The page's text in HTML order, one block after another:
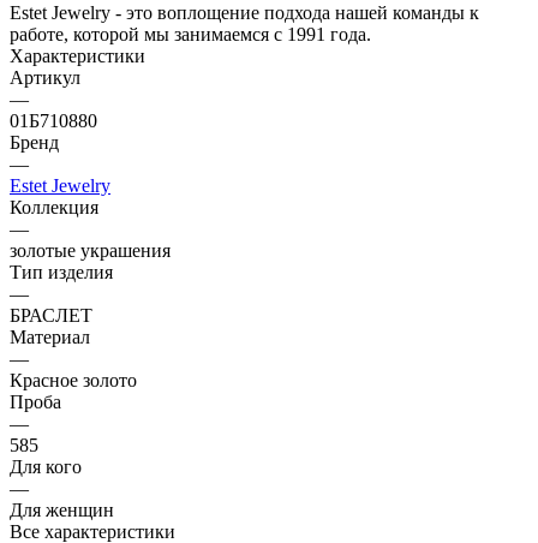
Estet Jewelry - это воплощение подхода нашей команды к
работе, которой мы занимаемся с 1991 года.
Характеристики
Артикул
—
01Б710880
Бренд
—
Estet Jewelry
Коллекция
—
золотые украшения
Тип изделия
—
БРАСЛЕТ
Материал
—
Красное золото
Проба
—
585
Для кого
—
Для женщин
Все характеристики